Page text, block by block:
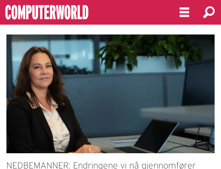
NEDBEMANNER: Endringene vi nå gjennomfører